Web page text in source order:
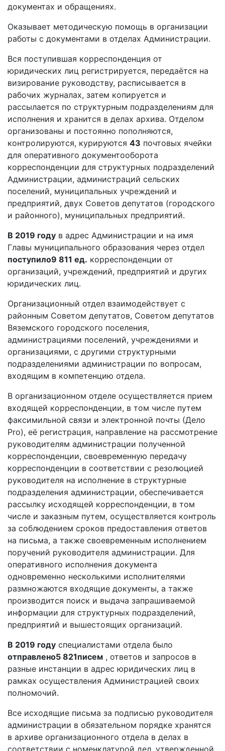
документах и обращениях.
Оказывает методическую помощь в организации
работы с документами в отделах Администрации.
Вся поступившая корреспонденция от
юридических лиц регистрируется, передаётся на
визирование руководству, расписывается в
рабочих журналах, затем копируется и
рассылается по структурным подразделениям для
исполнения и хранится в делах архива. Отделом
организованы и постоянно пополняются,
контролируются, курируются 43 почтовых ячейки
для оперативного документооборота
корреспонденции для структурных подразделений
Администрации, администраций сельских
поселений, муниципальных учреждений и
предприятий, двух Советов депутатов (городского
и районного), муниципальных предприятий.
В 2019 году в адрес Администрации и на имя
Главы муниципального образования через отдел
поступило9 811 ед. корреспонденции от
организаций, учреждений, предприятий и других
юридических лиц.
Организационный отдел взаимодействует с
районным Советом депутатов, Советом депутатов
Вяземского городского поселения,
администрациями поселений, учреждениями и
организациями, с другими структурными
подразделениями администрации по вопросам,
входящим в компетенцию отдела.
В организационном отделе осуществляется прием
входящей корреспонденции, в том числе путем
факсимильной связи и электронной почты (Дело
Pro), её регистрация, направление на рассмотрение
руководителям администрации полученной
корреспонденции, своевременную передачу
корреспонденции в соответствии с резолюцией
руководителя на исполнение в структурные
подразделения администрации, обеспечивается
рассылку исходящей корреспонденции, в том
числе и заказным путем, осуществляется контроль
за соблюдением сроков предоставления ответов
на письма, а также своевременным исполнением
поручений руководителя администрации. Для
оперативного исполнения документа
одновременно несколькими исполнителями
размножаются входящие документы, а также
производится поиск и выдача запрашиваемой
информации для структурных подразделений,
предприятий и вышестоящих организаций.
В 2019 году специалистами отдела было
отправлено5 821писем , ответов и запросов в
разные инстанции в адрес юридических лиц в
рамках осуществления Администрацией своих
полномочий.
Все исходящие письма за подписью руководителя
администрации в обязательном порядке хранятся
в архиве организационного отдела в делах в
соответствии с номенклатурой дел, утвержденной